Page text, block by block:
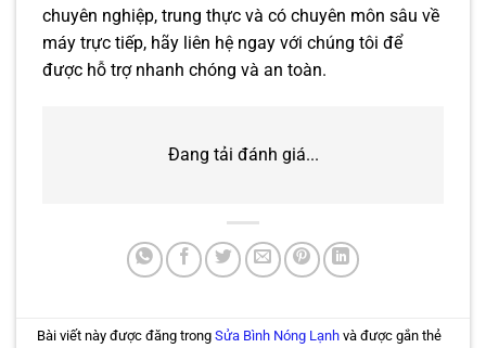
chuyên nghiệp, trung thực và có chuyên môn sâu về
máy trực tiếp, hãy liên hệ ngay với chúng tôi để
được hỗ trợ nhanh chóng và an toàn.
Đang tải đánh giá...
Bài viết này được đăng trongSửa Bình Nóng Lạnh và được gắn thẻ